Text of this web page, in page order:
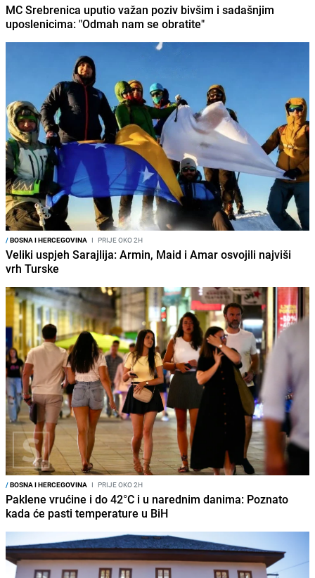
MC Srebrenica uputio važan poziv bivšim i sadašnjim
uposlenicima: "Odmah nam se obratite"
/BOSNA I HERCEGOVINA I PRIJE OKO 2H
Veliki uspjeh Sarajlija: Armin, Maid i Amar osvojili najviši
vrh Turske
/BOSNA I HERCEGOVINA I PRIJE OKO 2H
Paklene vrućine i do 42°C i u narednim danima: Poznato
kada će pasti temperature u BiH